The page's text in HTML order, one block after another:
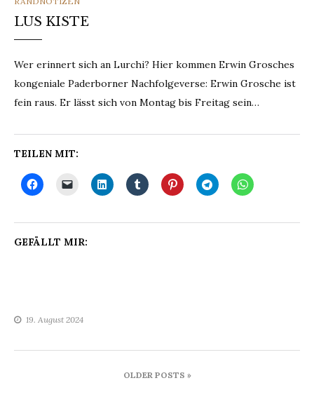
LUS KISTE
Wer erinnert sich an Lurchi? Hier kommen Erwin Grosches
kongeniale Paderborner Nachfolgeverse: Erwin Grosche ist
fein raus. Er lässt sich von Montag bis Freitag sein…
TEILEN MIT:
GEFÄLLT MIR:
19. August 2024
Beitragsnavigation
OLDER POSTS »